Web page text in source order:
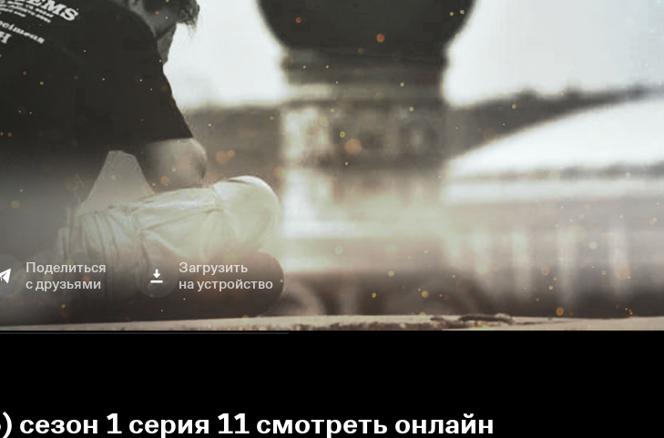
Поделиться
с друзьями
Загрузить
на устройство
1 серия 11 смотреть онлайн